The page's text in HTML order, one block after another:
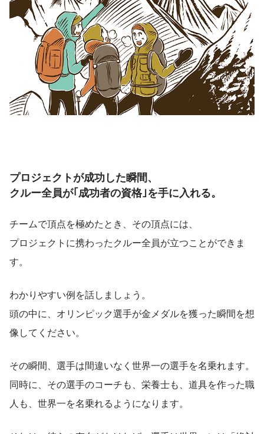
プロジェクトが成功した瞬間、
クルー全員が｢成功者の資格｣を手に入れる。
チームで頂点を極めたとき、その頂点には、
プロジェクトに携わったクルー全員が立つことができま
す。
わかりやすい例を話しましょう。
頭の中に、オリンピック選手が金メダルを獲った瞬間を想
像してください。
その瞬間、選手は間違いなく世界一の選手を名乗れます。
同時に、その選手のコーチも、栄養士も、道具を作った職
人も、世界一を名乗れるようになります。